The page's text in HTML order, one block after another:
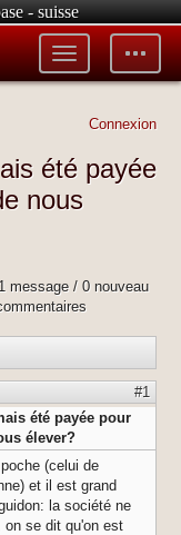
- suisse
Toggle
tools
Toggle
menu
Connexion
été payée
nous
1 message / 0 nouveau
#1
été payée pour
élever?
(celui de
et il est grand
la société ne
on se dit qu'on est